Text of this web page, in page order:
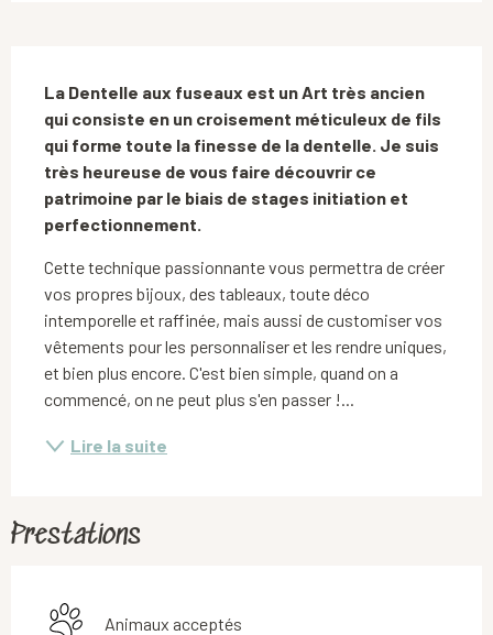
La Dentelle aux fuseaux est un Art très ancien
qui consiste en un croisement méticuleux de fils
qui forme toute la finesse de la dentelle. Je suis
très heureuse de vous faire découvrir ce
patrimoine par le biais de stages initiation et
perfectionnement.
Cette technique passionnante vous permettra de créer
vos propres bijoux, des tableaux, toute déco
intemporelle et raffinée, mais aussi de customiser vos
vêtements pour les personnaliser et les rendre uniques,
et bien plus encore. C'est bien simple, quand on a
commencé, on ne peut plus s'en passer !...
Lire la suite
Prestations
Animaux acceptés